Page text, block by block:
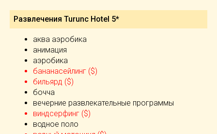
Развлечения Turunc Hotel 5*
аква аэробика
анимация
аэробика
бананасейлинг ($)
бильярд ($)
бочча
вечерние развлекательные программы
виндсерфинг ($)
водное поло